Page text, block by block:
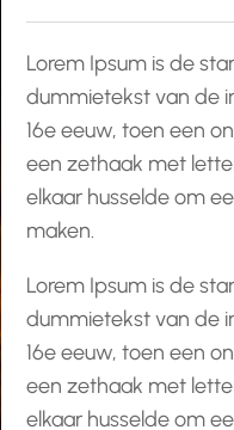
Lorem Ipsum is de
dummietekst van de
16e eeuw, toen een
een zethaak met
elkaar husselde om
maken.
Lorem Ipsum is de
dummietekst van de
16e eeuw, toen een
een zethaak met
elkaar husselde om